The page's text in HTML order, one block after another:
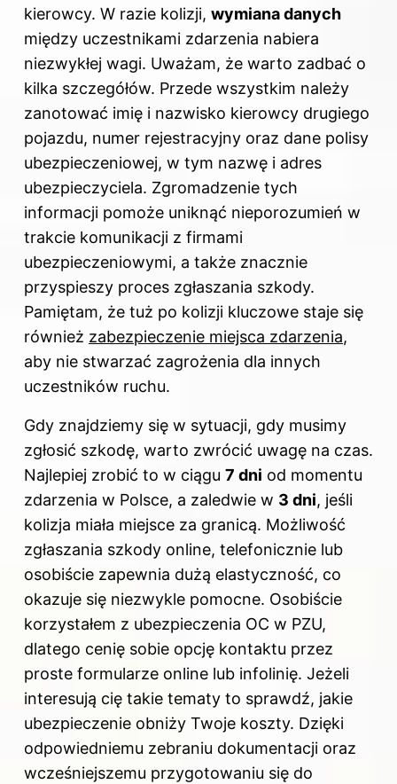
kierowcy. W razie kolizji, wymiana danych
między uczestnikami zdarzenia nabiera
niezwykłej wagi. Uważam, że warto zadbać o
kilka szczegółów. Przede wszystkim należy
zanotować imię i nazwisko kierowcy drugiego
pojazdu, numer rejestracyjny oraz dane polisy
ubezpieczeniowej, w tym nazwę i adres
ubezpieczyciela. Zgromadzenie tych
informacji pomoże uniknąć nieporozumień w
trakcie komunikacji z firmami
ubezpieczeniowymi, a także znacznie
przyspieszy proces zgłaszania szkody.
Pamiętam, że tuż po kolizji kluczowe staje się
również zabezpieczenie miejsca zdarzenia,
aby nie stwarzać zagrożenia dla innych
uczestników ruchu.
Gdy znajdziemy się w sytuacji, gdy musimy
zgłosić szkodę, warto zwrócić uwagę na czas.
Najlepiej zrobić to w ciągu 7 dni od momentu
zdarzenia w Polsce, a zaledwie w 3 dni, jeśli
kolizja miała miejsce za granicą. Możliwość
zgłaszania szkody online, telefonicznie lub
osobiście zapewnia dużą elastyczność, co
okazuje się niezwykle pomocne. Osobiście
korzystałem z ubezpieczenia OC w PZU,
dlatego cenię sobie opcję kontaktu przez
proste formularze online lub infolinię. Jeżeli
interesują cię takie tematy to sprawdź, jakie
ubezpieczenie obniży Twoje koszty. Dzięki
odpowiedniemu zebraniu dokumentacji oraz
wcześniejszemu przygotowaniu się do